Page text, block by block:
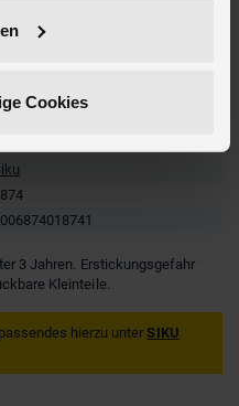
Cookies
ca. 7,6 cm
ca. 6,1 cm
3 Jahren. Erstickungsgefahr
Kleinteile.
hierzu unterSIKU